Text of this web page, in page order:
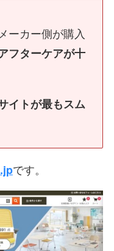
ーカー側が購入
フターケアが十
イトが最もスム
です。